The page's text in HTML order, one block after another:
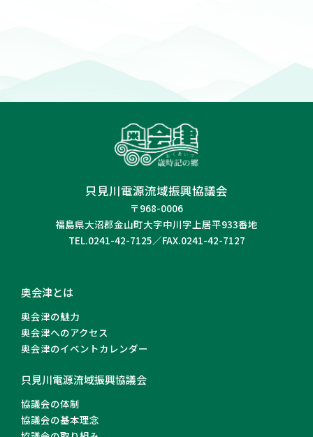
只見川電源流域振興協議会
〒968-0006
福島県大沼郡金山町大字中川字上居平933番地
TEL.0241-42-7125／FAX.0241-42-7127
奥会津とは
奥会津の魅力
奥会津へのアクセス
奥会津のイベントカレンダー
只見川電源流域振興協議会
協議会の体制
協議会の基本理念